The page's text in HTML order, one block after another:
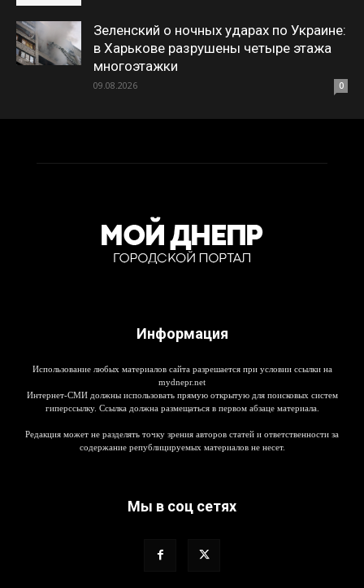
Зеленский о ночных ударах по Украине:
в Харькове разрушены четыре этажа
многоэтажки
09.08.2026 0
Информация
Использование любых материалов сайта разрешается при условии ссылки на
mydnepr.net
Интернет-СМИ должны использовать прямую открытую для поисковых систем
гиперссылку. Ссылка должна размещаться в первом абзаце материала.
Редакция может не разделять точку зрения авторов статей и ответственности за
содержание републицируемых материалов не несет.
Мы в соц сетях